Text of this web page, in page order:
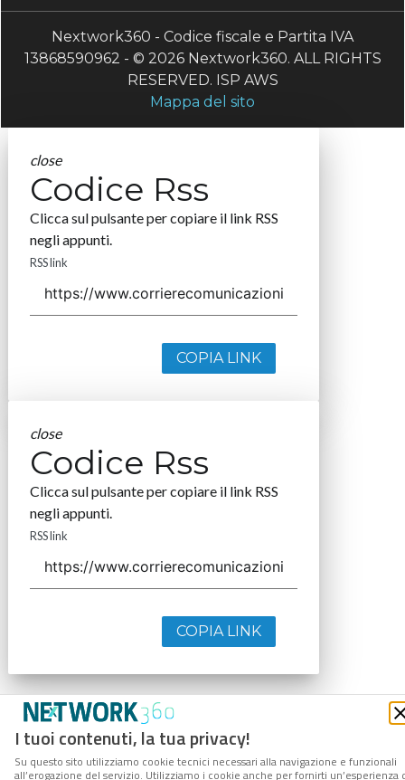
I tuoi contenuti, la tua privacy!
Su questo sito utilizziamo cookie tecnici necessari alla navigazione e funzionali
all’erogazione del servizio. Utilizziamo i cookie anche per fornirti un’esperienza
Nextwork360 - Codice fiscale e Partita IVA
13868590962 - © 2026 Nextwork360. ALL RIGHTS
RESERVED. ISP AWS
Mappa del sito
close
Codice Rss
Clicca sul pulsante per copiare il link RSS
negli appunti.
RSS link
COPIA LINK
close
Codice Rss
Clicca sul pulsante per copiare il link RSS
negli appunti.
RSS link
COPIA LINK